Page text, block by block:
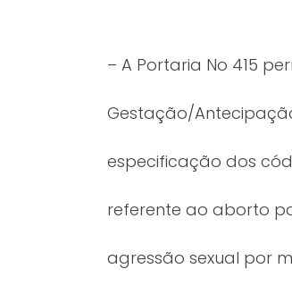
– A Portaria No 415
Gestação/
especificação dos
referente ao aborto
agressão sexual por